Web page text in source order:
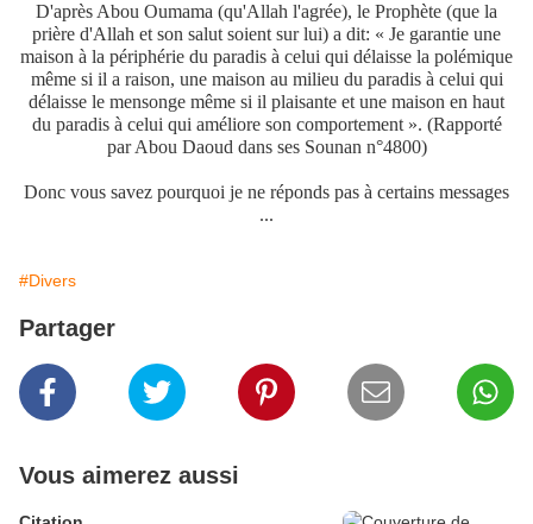
D'après Abou Oumama (qu'Allah l'agrée), le Prophète (que la
prière d'Allah et son salut soient sur lui) a dit: « Je garantie une
maison à la périphérie du paradis à celui qui délaisse la polémique
même si il a raison, une maison au milieu du paradis à celui qui
délaisse le mensonge même si il plaisante et une maison en haut
du paradis à celui qui améliore son comportement ». (Rapporté
par Abou Daoud dans ses Sounan n°4800)
Donc vous savez pourquoi je ne réponds pas à certains messages
...
#Divers
Partager
Vous aimerez aussi